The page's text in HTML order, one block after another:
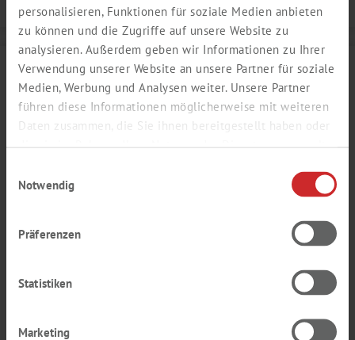
personalisieren, Funktionen für soziale Medien anbieten
zu können und die Zugriffe auf unsere Website zu
analysieren. Außerdem geben wir Informationen zu Ihrer
Verwendung unserer Website an unsere Partner für soziale
Medien, Werbung und Analysen weiter. Unsere Partner
führen diese Informationen möglicherweise mit weiteren
Daten zusammen, die Sie ihnen bereitgestellt haben oder
die sie im Rahmen Ihrer Nutzung der Dienste gesammelt
Notwendig
Präferenzen
Statistiken
Marketing
fruchtig, reif, tropisch, saftig, Fruchtfleisch